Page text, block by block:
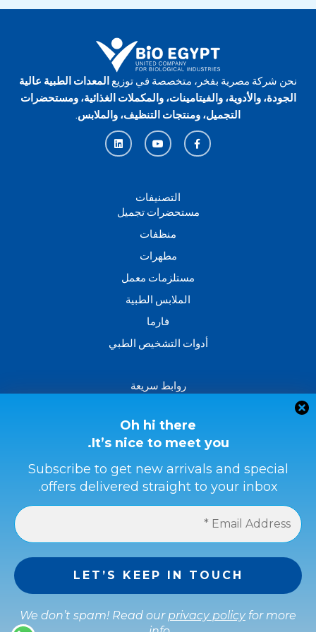
Oh hi there
It’s nice to meet you.
Subscribe to get new arrivals and special
offers delivered straight to your inbox.
We don’t spam! Read ourprivacy policyfor more
نحن شركة مصرية بفخر، متخصصة في توزيع المعدات الطبية عالية
الجودة، والأدوية، والفيتامينات، والمكملات الغذائية، ومستحضرات
التجميل، ومنتجات التنظيف، والملابس.
F
a
c
e
f
Y
o
u
t
L
i
n
k
التصنيفات
مستحضرات تجميل
منظفات
مطهرات
مستلزمات معمل
الملابس الطبية
فارما
أدوات التشخيص الطبي
روابط سريعة
اتصل بنا
سياسة الاسترداد والاسترجاع
الشروط والأحكام
سياسة الخصوصية
احصل على كامل المبلغ إذا لم يكن المنتج كما في الوصف أو إذا
لم يتم استلامه